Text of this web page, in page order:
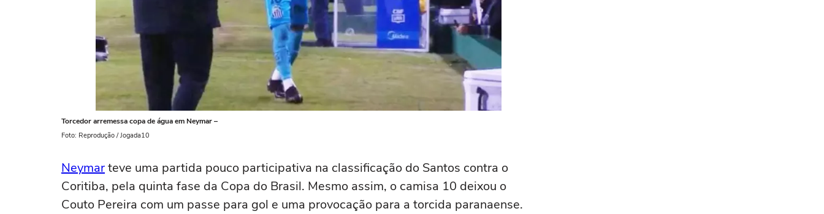
Torcedor arremessa copa de água em Neymar –
Foto: Reprodução / Jogada10
Neymarteve uma partida pouco participativa na classificação do Santos contra o
Coritiba, pela quinta fase da Copa do Brasil. Mesmo assim, o camisa 10 deixou o
Couto Pereira com um passe para gol e uma provocação para a torcida paranaense.